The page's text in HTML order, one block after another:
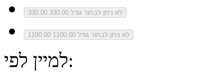
330.00 לא ניתן לבחור גודל 330.00
1100.00 לא ניתן לבחור גודל 1100.00
למיין לפי: